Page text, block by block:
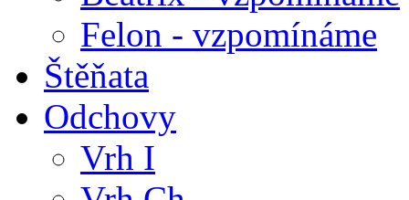
Felon - vzpomínáme
Štěňata
Odchovy
Vrh I